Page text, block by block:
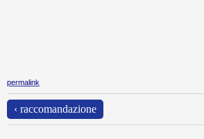
permalink
‹ raccomandazione